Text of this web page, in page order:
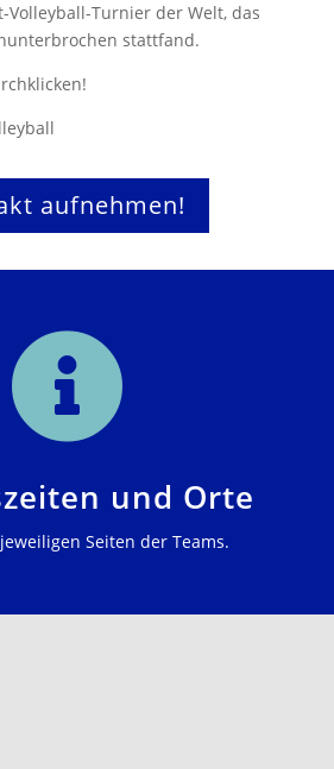
Volleyball-Turnier der Welt, das
stattfand.
aufnehmen!

und Orte
Seiten der Teams.